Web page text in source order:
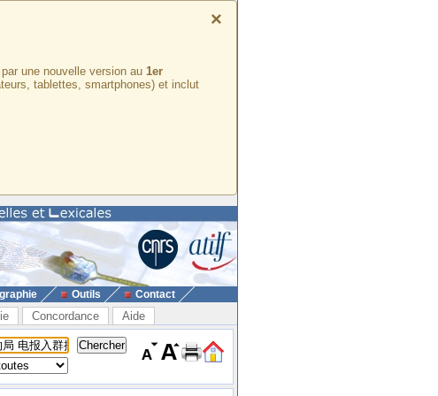
×
une nouvelle version au 1er
tablettes, smartphones) et inclut
Outils Contact
Concordance Aide